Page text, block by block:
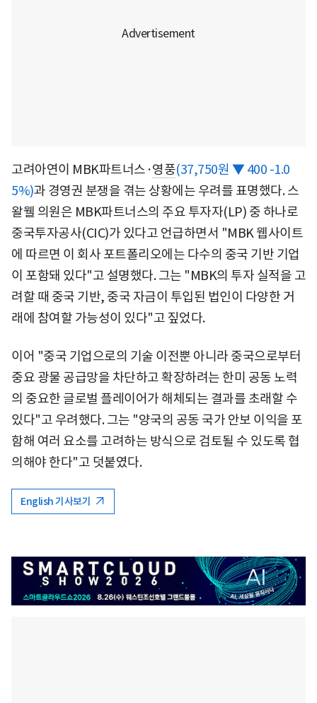
고려아연이 MBK파트너스·영풍(37,750원 ▼ 400 -1.0
5%)과 경영권 분쟁을 겪는 상황에는 우려를 표명했다. 스
왈웰 의원은 MBK파트너스의 주요 투자자(LP) 중 하나로
중국투자공사(CIC)가 있다고 언급하면서 "MBK 웹사이트
에 따르면 이 회사 포트폴리오에는 다수의 중국 기반 기업
이 포함돼 있다"고 설명했다. 그는 "MBK의 투자 실적을 고
려할 때 중국 기반, 중국 자금이 투입된 법인이 다양한 거
래에 참여할 가능성이 있다"고 짚었다.
이어 "중국 기업으로의 기술 이전뿐 아니라 중국으로부터
중요 광물 공급망을 차단하고 확장하려는 한미 공동 노력
의 중요한 글로벌 플레이어가 해체되는 결과를 초래할 수
있다"고 우려했다. 그는 "양국의 공동 국가 안보 이익을 포
함해 여러 요소를 고려하는 방식으로 검토될 수 있도록 협
의해야 한다"고 덧붙였다.
English 기사보기